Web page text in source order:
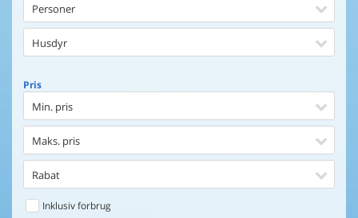
Personer
Husdyr
Pris
Min. pris
Maks. pris
Rabat
Inklusiv forbrug